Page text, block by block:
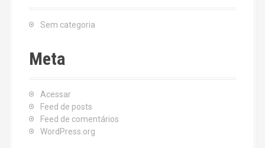
Sem categoria
Meta
Acessar
Feed de posts
Feed de comentários
WordPress.org